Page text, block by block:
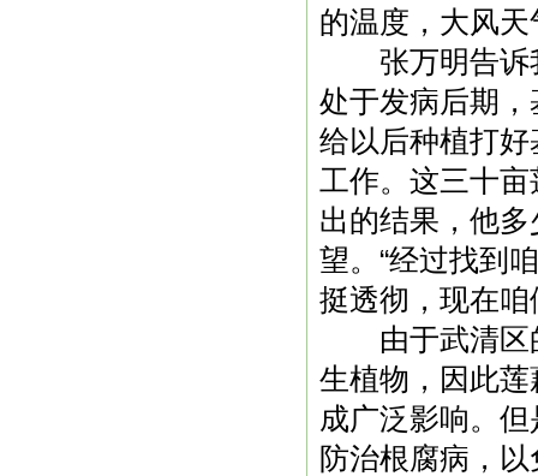
的温度，大风
张万明告诉我
处于发病后期
给以后种植打
工作。这三十
出的结果，他
望。“经过找到
挺透彻，现在咱
由于武清区的
生植物，因此
成广泛影响。
防治根腐病，